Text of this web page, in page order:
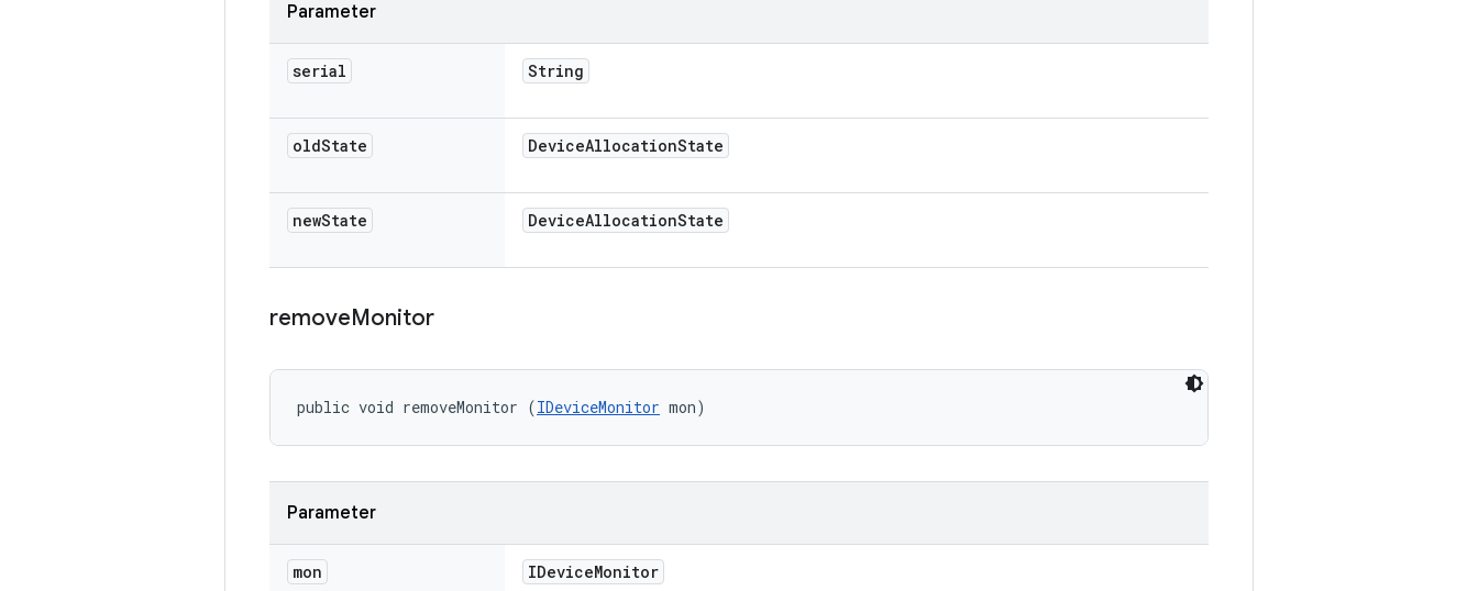
Parameter
serial String
oldState DeviceAllocationState
newState DeviceAllocationState
removeMonitor
public void removeMonitor (IDeviceMonitor mon)
Parameter
mon IDeviceMonitor